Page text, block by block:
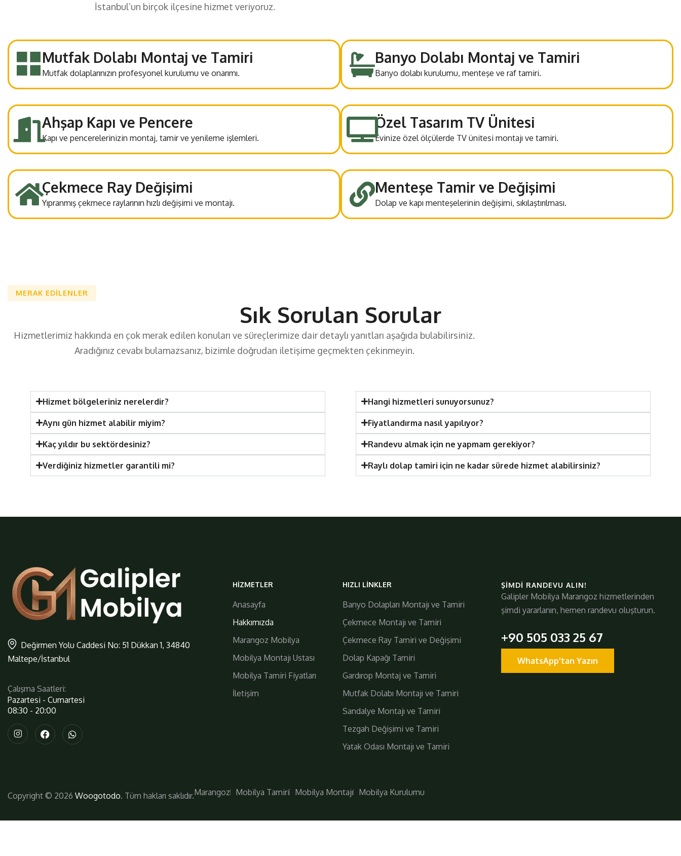
İstanbul’un birçok ilçesine hizmet veriyoruz.
Mutfak Dolabı Montaj ve Tamiri
Mutfak dolaplarınızın profesyonel kurulumu ve onarımı.
Banyo Dolabı Montaj ve Tamiri
Banyo dolabı kurulumu, menteşe ve raf tamiri.
Ahşap Kapı ve Pencere
Kapı ve pencerelerinizin montaj, tamir ve yenileme işlemleri.
Özel Tasarım TV Ünitesi
Evinize özel ölçülerde TV ünitesi montajı ve tamiri.
Çekmece Ray Değişimi
Yıpranmış çekmece raylarının hızlı değişimi ve montajı.
Menteşe Tamir ve Değişimi
Dolap ve kapı menteşelerinin değişimi, sıkılaştırılması.
MERAK EDILENLER
Sık Sorulan Sorular
Hizmetlerimiz hakkında en çok merak edilen konuları ve süreçlerimize dair detaylı yanıtları aşağıda bulabilirsiniz.
Aradığınız cevabı bulamazsanız, bizimle doğrudan iletişime geçmekten çekinmeyin.
Hizmet bölgeleriniz nerelerdir?
Aynı gün hizmet alabilir miyim?
Kaç yıldır bu sektördesiniz?
Verdiğiniz hizmetler garantili mi?
Hangi hizmetleri sunuyorsunuz?
Fiyatlandırma nasıl yapılıyor?
Randevu almak için ne yapmam gerekiyor?
Raylı dolap tamiri için ne kadar sürede hizmet alabilirsiniz?
Değirmen Yolu Caddesi No: 51 Dükkan 1, 34840
Maltepe/İstanbul
Çalışma Saatleri:
Pazartesi - Cumartesi
08:30 - 20:00
https://www.galiplermobilya.com.tr/
Daha Fazla Bizi Takip Edin!
HIZMETLER
Anasayfa
Hakkımızda
Marangoz Mobilya
Mobilya Montajı Ustası
Mobilya Tamiri Fiyatları
İletişim
HIZLI LINKLER
Banyo Dolapları Montajı ve Tamiri
Çekmece Montajı ve Tamiri
Çekmece Ray Tamiri ve Değişimi
Dolap Kapağı Tamiri
Gardırop Montaj ve Tamiri
Mutfak Dolabı Montajı ve Tamiri
Sandalye Montajı ve Tamiri
Tezgah Değişimi ve Tamiri
Yatak Odası Montajı ve Tamiri
ŞIMDI RANDEVU ALIN!
Galipler Mobilya Marangoz hizmetlerinden
şimdi yararlanın, hemen randevu oluşturun.
+90 505 033 25 67
WhatsApp'tan Yazın
Copyright © 2026 Woogotodo. Tüm hakları saklıdır.Marangoz Mobilya Tamiri Mobilya Montajı Mobilya Kurulumu